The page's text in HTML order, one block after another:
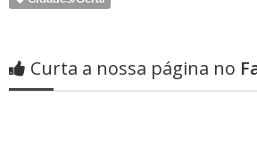
Curta a nossa página no